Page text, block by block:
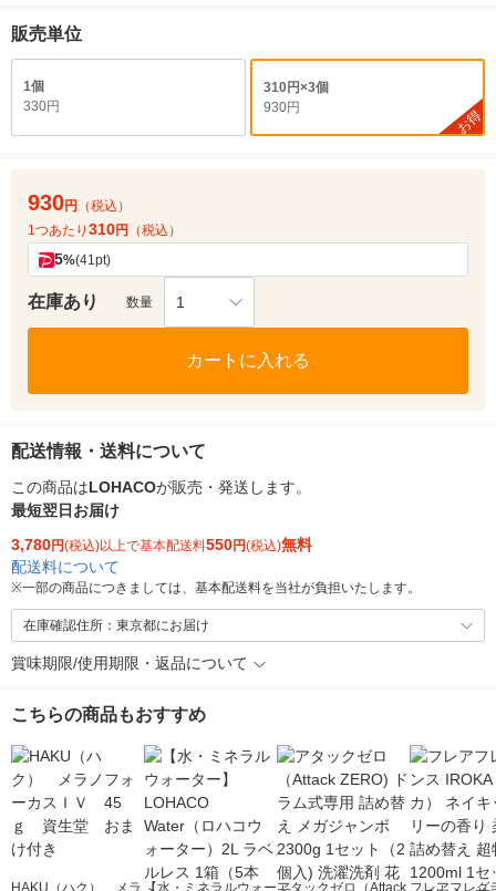
販売単位
1個
330円
310円×3個
930円
お得
930円
（税込）
1つあたり 310円 （税込）
5%(41pt)
在庫あり 数量 1
カートに入れる
配送情報・送料について
この商品はLOHACOが販売・発送します。
最短翌日お届け
3,780円(税込)以上で基本配送料550円(税込)無料
配送料について
※一部の商品につきましては、基本配送料を当社が負担いたします。
在庫確認住所：東京都にお届け
賞味期限/使用期限・返品について
こちらの商品もおすすめ